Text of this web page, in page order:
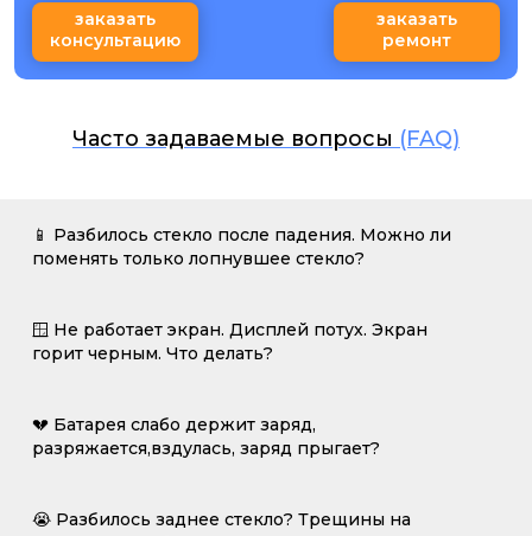
заказать
консультацию
заказать
ремонт
Часто задаваемые вопросы (FAQ)
📱 Разбилось стекло после падения. Можно ли
поменять только лопнувшее стекло?
🪟 Не работает экран. Дисплей потух. Экран
горит черным. Что делать?
💔 Батарея слабо держит заряд,
разряжается,вздулась, заряд прыгает?
😭 Разбилось заднее стекло? Трещины на